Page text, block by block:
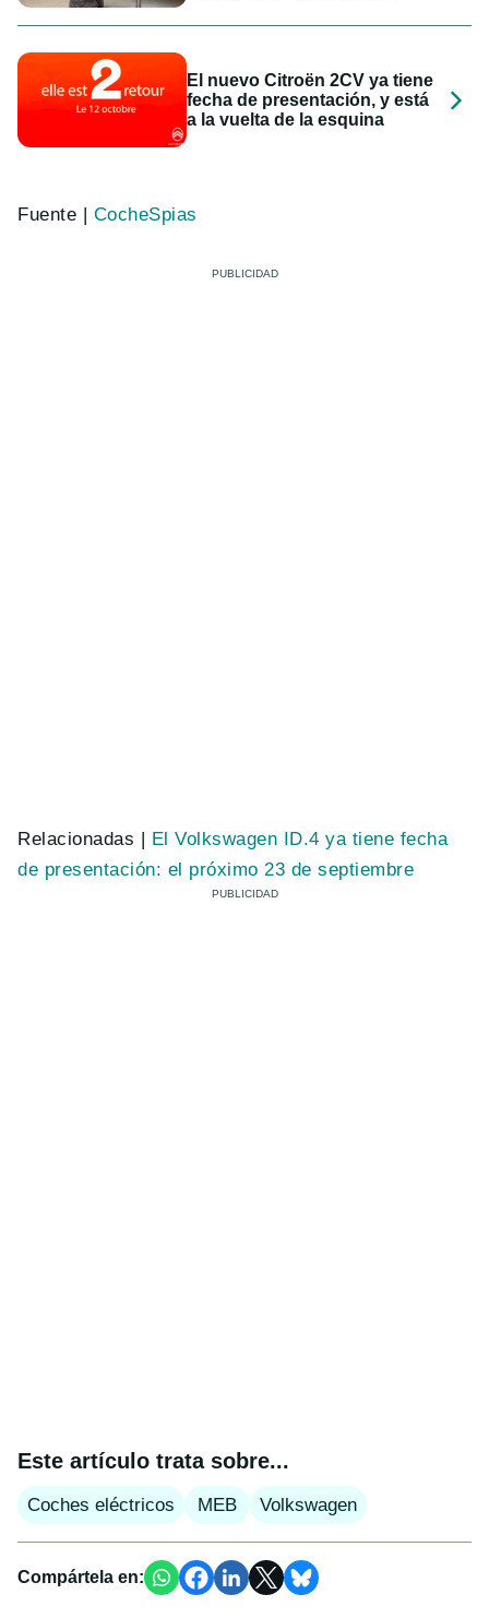
El nuevo Citroën 2CV ya tiene
fecha de presentación, y está
a la vuelta de la esquina
Fuente | CocheSpias
Relacionadas |
El Volkswagen ID.4 ya tiene fecha
de presentación: el próximo 23 de septiembre
Este artículo trata sobre...
Coches eléctricos MEB Volkswagen
Compártela en: